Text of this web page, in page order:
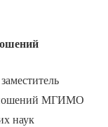
МГИМО
наук